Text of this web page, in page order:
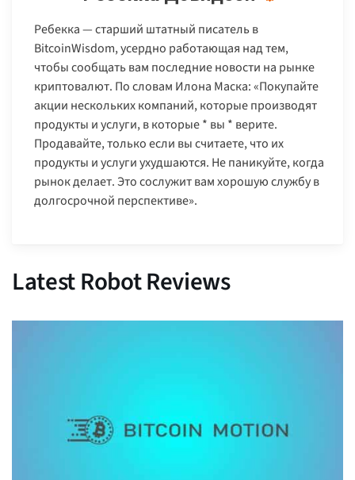
Ребекка — старший штатный писатель в
BitcoinWisdom, усердно работающая над тем,
чтобы сообщать вам последние новости на рынке
криптовалют. По словам Илона Маска: «Покупайте
акции нескольких компаний, которые производят
продукты и услуги, в которые * вы * верите.
Продавайте, только если вы считаете, что их
продукты и услуги ухудшаются. Не паникуйте, когда
рынок делает. Это сослужит вам хорошую службу в
долгосрочной перспективе».
Latest Robot Reviews